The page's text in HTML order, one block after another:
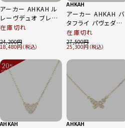
アーカー AHKAH ル
レーヴデュオ ブレス
レット 750YG ピンク
サファイア 0.83g
在庫切れ
24,200
18,480
AHKAH
アーカー AHKAH バ
タフライ パヴェダイ
ヤ ネックレス 蝶 パ
ピヨン K18 0.06ct
ゴールド 1.2g
在庫切れ
27,500
25,300
20%
OFF～
AHKAH AHKAH